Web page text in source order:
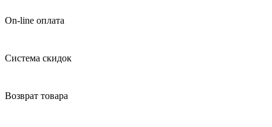
On-line оплата
Система скидок
Возврат товара